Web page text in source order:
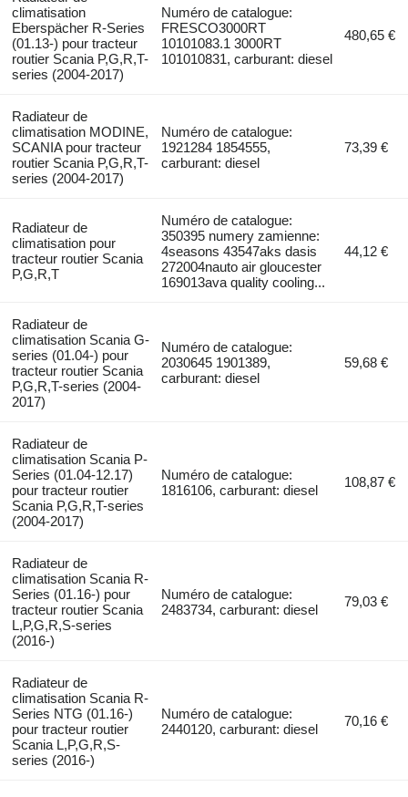
climatisation
Eberspächer R-Series
(01.13-) pour tracteur
routier Scania P,G,R,T-
series (2004-2017)
Numéro de catalogue:
FRESCO3000RT
10101083.1 3000RT
101010831, carburant: diesel
480,65 €
Radiateur de
climatisation MODINE,
SCANIA pour tracteur
routier Scania P,G,R,T-
series (2004-2017)
Numéro de catalogue:
1921284 1854555,
carburant: diesel
73,39 €
Radiateur de
climatisation pour
tracteur routier Scania
P,G,R,T
Numéro de catalogue:
350395 numery zamienne:
4seasons 43547aks dasis
272004nauto air gloucester
169013ava quality cooling...
44,12 €
Radiateur de
climatisation Scania G-
series (01.04-) pour
tracteur routier Scania
P,G,R,T-series (2004-
2017)
Numéro de catalogue:
2030645 1901389,
carburant: diesel
59,68 €
Radiateur de
climatisation Scania P-
Series (01.04-12.17)
pour tracteur routier
Scania P,G,R,T-series
(2004-2017)
Numéro de catalogue:
1816106, carburant: diesel
108,87 €
Radiateur de
climatisation Scania R-
Series (01.16-) pour
tracteur routier Scania
L,P,G,R,S-series
(2016-)
Numéro de catalogue:
2483734, carburant: diesel
79,03 €
Radiateur de
climatisation Scania R-
Series NTG (01.16-)
pour tracteur routier
Scania L,P,G,R,S-
series (2016-)
Numéro de catalogue:
2440120, carburant: diesel
70,16 €